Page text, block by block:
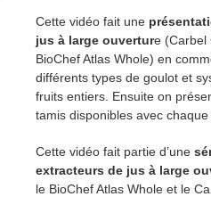
Cette vidéo fait une
jus à large ouverture (Carbel
BioChef Atlas Whole) en
différents types de goulot et
fruits entiers. Ensuite on
tamis disponibles avec chaque
Cette vidéo fait partie d’une
extracteurs de jus à large
le BioChef Atlas Whole et le